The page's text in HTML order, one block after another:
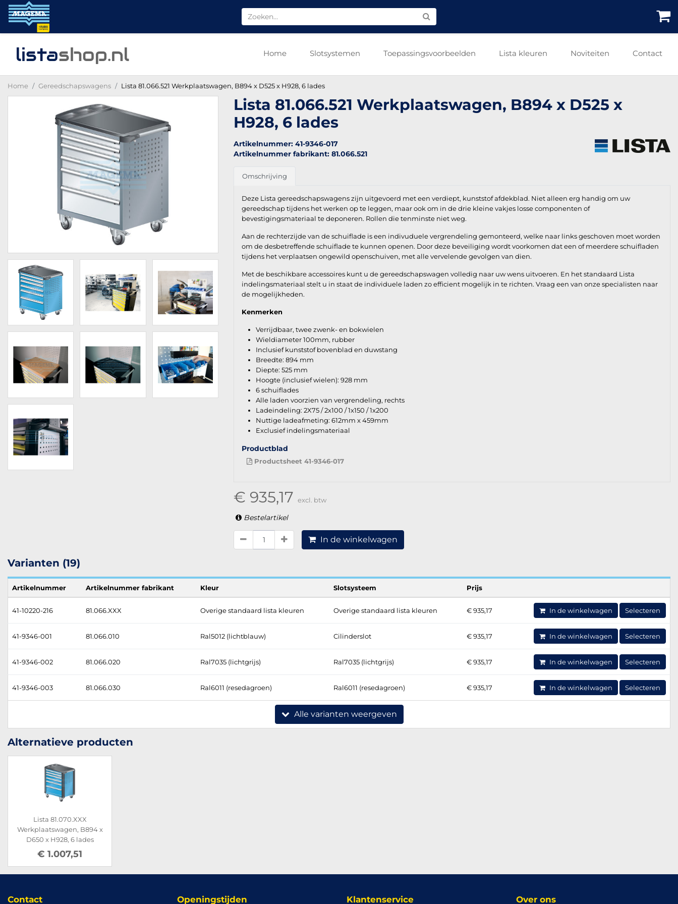
listashop.nl Home Slotsystemen Toepassingsvoorbeelden Lista kleuren Noviteiten Contact
Home Gereedschapswagens Lista 81.066.521 Werkplaatswagen, B894 x D525 x H928, 6 lades
Lista 81.066.521 Werkplaatswagen, B894 x D525 x
H928, 6 lades
Artikelnummer: 41-9346-017
Artikelnummer fabrikant: 81.066.521
Omschrijving
Deze Lista gereedschapswagens zijn uitgevoerd met een verdiept, kunststof afdekblad. Niet alleen erg handig om uw
gereedschap tijdens het werken op te leggen, maar ook om in de drie kleine vakjes losse componenten of
bevestigingsmateriaal te deponeren. Rollen die tenminste niet weg.
Aan de rechterzijde van de schuiflade is een indivuduele vergrendeling gemonteerd, welke naar links geschoven moet worden
om de desbetreffende schuiflade te kunnen openen. Door deze beveiliging wordt voorkomen dat een of meerdere schuifladen
tijdens het verplaatsen ongewild openschuiven, met alle vervelende gevolgen van dien.
Met de beschikbare accessoires kunt u de gereedschapswagen volledig naar uw wens uitvoeren. En het standaard Lista
indelingsmateriaal stelt u in staat de individuele laden zo efficient mogelijk in te richten. Vraag een van onze specialisten naar
de mogelijkheden.
Kenmerken
Verrijdbaar, twee zwenk- en bokwielen
Wieldiameter 100mm, rubber
Inclusief kunststof bovenblad en duwstang
Breedte: 894 mm
Diepte: 525 mm
Hoogte (inclusief wielen): 928 mm
6 schuiflades
Alle laden voorzien van vergrendeling, rechts
Ladeindeling: 2X75 / 2x100 / 1x150 / 1x200
Nuttige ladeafmeting: 612mm x 459mm
Exclusief indelingsmateriaal
Productblad
Productsheet 41-9346-017
€ 935,17 excl. btw
Bestelartikel
In de winkelwagen
Varianten (19)
Artikelnummer Artikelnummer fabrikant Kleur Slotsysteem Prijs
41-10220-216 81.066.XXX Overige standaard lista kleuren Overige standaard lista kleuren € 935,17 In de winkelwagen Selecteren
41-9346-001 81.066.010 Ral5012 (lichtblauw) Cilinderslot € 935,17 In de winkelwagen Selecteren
41-9346-002 81.066.020 Ral7035 (lichtgrijs) Ral7035 (lichtgrijs) € 935,17 In de winkelwagen Selecteren
41-9346-003 81.066.030 Ral6011 (resedagroen) Ral6011 (resedagroen) € 935,17 In de winkelwagen Selecteren
Alle varianten weergeven
Alternatieve producten
Lista 81.070.XXX
Werkplaatswagen, B894 x
D650 x H928, 6 lades
€ 1.007,51
Contact Openingstijden Klantenservice Over ons